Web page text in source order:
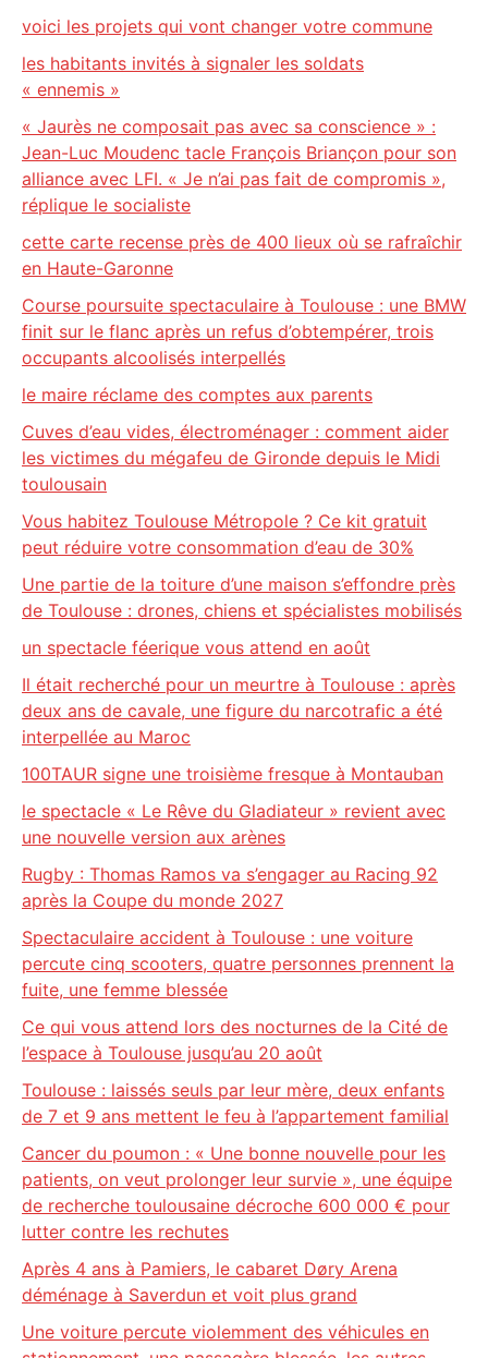
voici les projets qui vont changer votre commune
les habitants invités à signaler les soldats
« ennemis »
« Jaurès ne composait pas avec sa conscience » :
Jean-Luc Moudenc tacle François Briançon pour son
alliance avec LFI. « Je n’ai pas fait de compromis »,
réplique le socialiste
cette carte recense près de 400 lieux où se rafraîchir
en Haute-Garonne
Course poursuite spectaculaire à Toulouse : une BMW
finit sur le flanc après un refus d’obtempérer, trois
occupants alcoolisés interpellés
le maire réclame des comptes aux parents
Cuves d’eau vides, électroménager : comment aider
les victimes du mégafeu de Gironde depuis le Midi
toulousain
Vous habitez Toulouse Métropole ? Ce kit gratuit
peut réduire votre consommation d’eau de 30%
Une partie de la toiture d’une maison s’effondre près
de Toulouse : drones, chiens et spécialistes mobilisés
un spectacle féerique vous attend en août
Il était recherché pour un meurtre à Toulouse : après
deux ans de cavale, une figure du narcotrafic a été
interpellée au Maroc
100TAUR signe une troisième fresque à Montauban
le spectacle « Le Rêve du Gladiateur » revient avec
une nouvelle version aux arènes
Rugby : Thomas Ramos va s’engager au Racing 92
après la Coupe du monde 2027
Spectaculaire accident à Toulouse : une voiture
percute cinq scooters, quatre personnes prennent la
fuite, une femme blessée
Ce qui vous attend lors des nocturnes de la Cité de
l’espace à Toulouse jusqu’au 20 août
Toulouse : laissés seuls par leur mère, deux enfants
de 7 et 9 ans mettent le feu à l’appartement familial
Cancer du poumon : « Une bonne nouvelle pour les
patients, on veut prolonger leur survie », une équipe
de recherche toulousaine décroche 600 000 € pour
lutter contre les rechutes
Après 4 ans à Pamiers, le cabaret Døry Arena
déménage à Saverdun et voit plus grand
Une voiture percute violemment des véhicules en